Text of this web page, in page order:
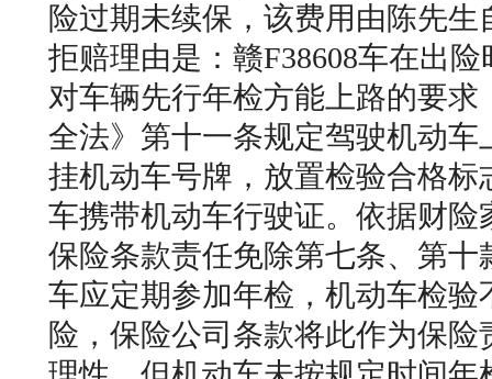
险过期未续保，该费用由陈先
拒赔理由是：赣F38608车在出
对车辆先行年检方能上路的要
全法》第十一条规定驾驶机动车
挂机动车号牌，放置检验合格标
车携带机动车行驶证。依据财险
保险条款责任免除第七条、第十
车应定期参加年检，机动车检验
险，保险公司条款将此作为保